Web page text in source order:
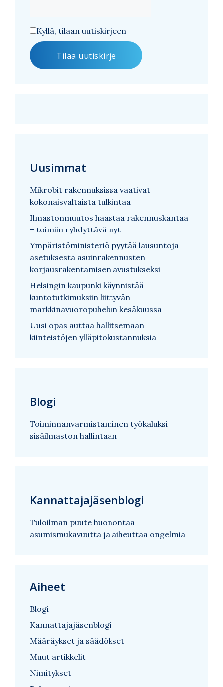
Kyllä, tilaan uutiskirjeen
Uusimmat
Mikrobit rakennuksissa vaativat
kokonaisvaltaista tulkintaa
Ilmastonmuutos haastaa rakennuskantaa
– toimiin ryhdyttävä nyt
Ympäristöministeriö pyytää lausuntoja
asetuksesta asuinrakennusten
korjausrakentamisen avustukseksi
Helsingin kaupunki käynnistää
kuntotutkimuksiin liittyvän
markkinavuoropuhelun kesäkuussa
Uusi opas auttaa hallitsemaan
kiinteistöjen ylläpitokustannuksia
Blogi
Toiminnanvarmistaminen työkaluksi
sisäilmaston hallintaan
Kannattajajäsenblogi
Tuloilman puute huonontaa
asumismukavuutta ja aiheuttaa ongelmia
Aiheet
Blogi
Kannattajajäsenblogi
Määräykset ja säädökset
Muut artikkelit
Nimitykset